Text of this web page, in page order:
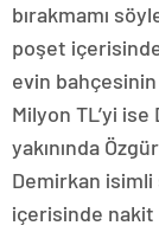
bırakmamı
poşet
evin bahçesinin
Milyon TL’yi ise
yakınında
Demirkan isimli
içerisinde